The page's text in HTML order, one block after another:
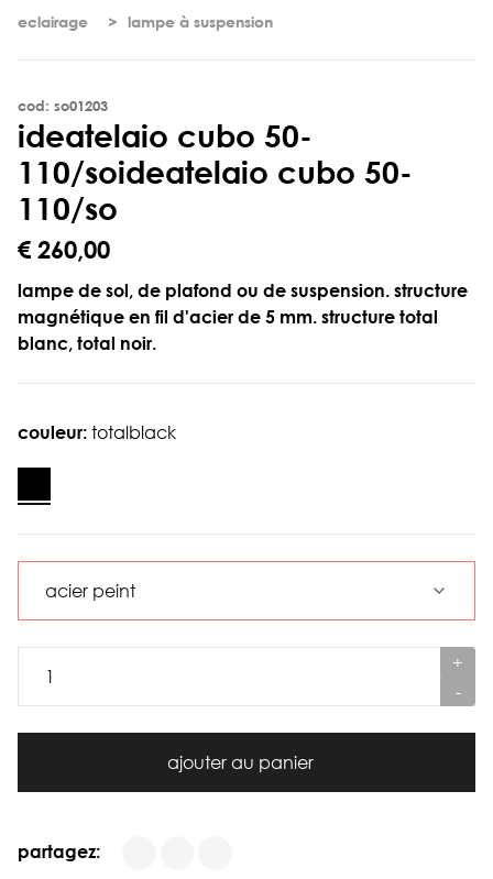
eclairage lampe à suspension
cod: so01203
ideatelaio cubo 50-
1 10/soideatelaio cubo 50-
110/so
€ 260,00
lampe de sol, de plafond ou de suspension. structure
magnétique en fil d'acier de 5 mm. structure total
blanc, total noir.
couleur: totalblack
+
-
ajouter au panier
partagez: